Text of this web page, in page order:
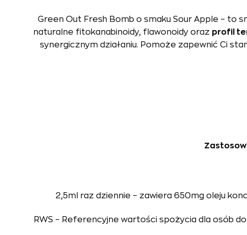
Green Out Fresh Bomb o smaku Sour Apple – to
naturalne fitokanabinoidy, flawonoidy oraz profil
synergicznym działaniu. Pomoże zapewnić Ci
2,5ml raz dziennie – zawiera 650mg oleju
RWS – Referencyjne wartości spożycia dla osób